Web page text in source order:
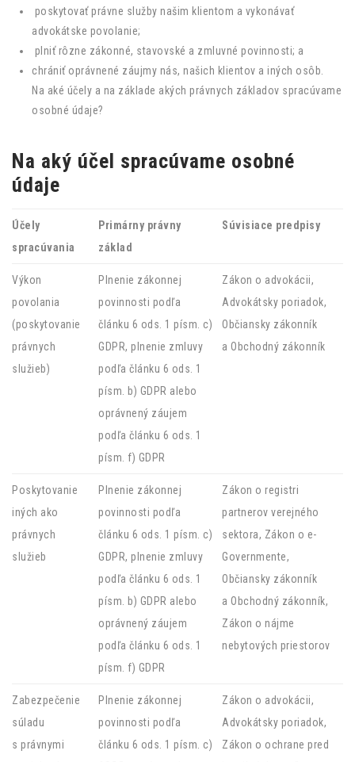
poskytovať právne služby našim klientom a vykonávať
advokátske povolanie;
plniť rôzne zákonné, stavovské a zmluvné povinnosti; a
chrániť oprávnené záujmy nás, našich klientov a iných osôb.
Na aké účely a na základe akých právnych základov spracúvame
osobné údaje?
Na aký účel spracúvame osobné
údaje
Účely
spracúvania
Primárny právny
základ
Súvisiace predpisy
Výkon
povolania
(poskytovanie
právnych
služieb)
Plnenie zákonnej
povinnosti podľa
článku 6 ods. 1 písm. c)
GDPR, plnenie zmluvy
podľa článku 6 ods. 1
písm. b) GDPR alebo
oprávnený záujem
podľa článku 6 ods. 1
písm. f) GDPR
Zákon o advokácii,
Advokátsky poriadok,
Občiansky zákonník
a Obchodný zákonník
Poskytovanie
iných ako
právnych
služieb
Plnenie zákonnej
povinnosti podľa
článku 6 ods. 1 písm. c)
GDPR, plnenie zmluvy
podľa článku 6 ods. 1
písm. b) GDPR alebo
oprávnený záujem
podľa článku 6 ods. 1
písm. f) GDPR
Zákon o registri
partnerov verejného
sektora, Zákon o e-
Governmente,
Občiansky zákonník
a Obchodný zákonník,
Zákon o nájme
nebytových priestorov
Zabezpečenie
súladu
s právnymi
Plnenie zákonnej
povinnosti podľa
článku 6 ods. 1 písm. c)
Zákon o advokácii,
Advokátsky poriadok,
Zákon o ochrane pred